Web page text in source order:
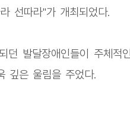
선따라"가 개최되었다.
발달장애인들이 주체적
깊은 울림을 주었다.